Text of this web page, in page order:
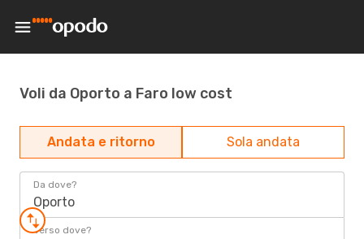
Voli da Oporto a Faro low cost
Andata e ritorno Sola andata
Da dove?
Oporto
Verso dove?